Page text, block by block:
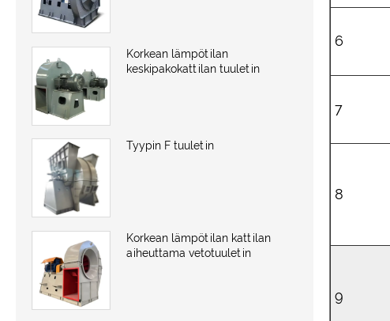
Korkean lämpötilan
keskipakokattilan tuuletin
Tyypin F tuuletin
Korkean lämpötilan kattilan
aiheuttama vetotuuletin
6
7
8
9